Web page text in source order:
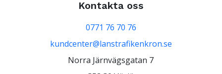
Kontakta oss
0771 76 70 76
kundcenter@lanstrafikenkron.se
Norra Järnvägsgatan 7